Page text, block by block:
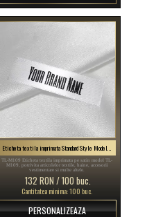
Eticheta textila imprimata Standard Style Model TL-M109
TL-M109 Eticheta textila imprimata pe satin model TL-
M109, potrivita articolelor textile, haine, accesorii
vestimentare si multe altele.
132 RON / 100 buc.
Cantitatea minima: 100 buc.
PERSONALIZEAZA